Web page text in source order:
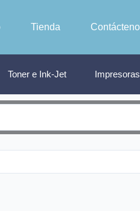
Tienda
Toner e Ink-Jet